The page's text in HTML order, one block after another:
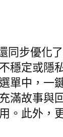
同步優化
穩定或隱
單中，一
滿故事與
。此外，